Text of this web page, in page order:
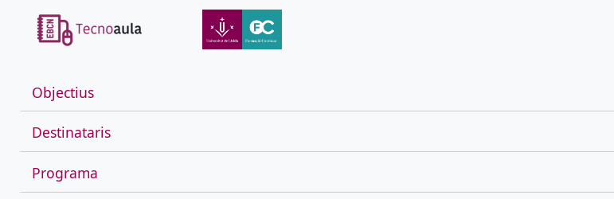
Objectius
Destinataris
Programa